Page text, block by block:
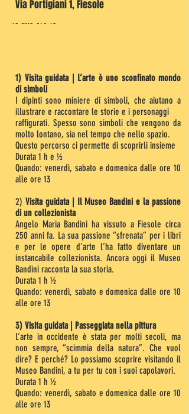
Quando: tutti i giorni escluso il martedì dalle ore
10 alle ore 13
1) Visita guidata | L’arte è uno sconfinato mondo
di simboli
I dipinti sono miniere di simboli, che aiutano a
illustrare e raccontare le storie e i personaggi
raffigurati. Spesso sono simboli che vengono da
molto lontano, sia nel tempo che nello spazio.
Questo percorso ci permette di scoprirli insieme
Durata 1 h e ½
Quando: venerdì, sabato e domenica dalle ore 10
alle ore 13
2) Visita guidata | Il Museo Bandini e la passione
di un collezionista
Angelo Maria Bandini ha vissuto a Fiesole circa
250 anni fa. La sua passione “sfrenata” per i libri
e per le opere d’arte l’ha fatto diventare un
instancabile collezionista. Ancora oggi il Museo
Bandini racconta la sua storia.
Durata 1 h ½
Quando: venerdì, sabato e domenica dalle ore 10
alle ore 13
3) Visita guidata | Passeggiata nella pittura
L’arte in occidente è stata per molti secoli, ma
non sempre, “scimmia della natura”. Che vuol
dire? E perché? Lo possiamo scoprire visitando il
Museo Bandini, a tu per tu con i suoi capolavori.
Durata 1 h ½
Quando: venerdì, sabato e domenica dalle ore 10
alle ore 13
Via Portigiani 1, Fiesole